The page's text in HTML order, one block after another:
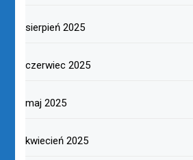
sierpień 2025
czerwiec 2025
maj 2025
kwiecień 2025